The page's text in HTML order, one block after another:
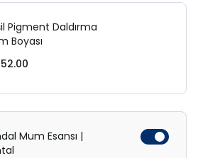
Pigment Daldırma
Boyası
Mum Esansı |